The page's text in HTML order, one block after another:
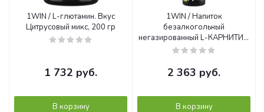
1WIN / L-глютамин. Вкус
Цитрусовый микс, 200 гр
1 732 руб.
В корзину
1WIN / Напиток
безалкогольный
негазированный L-КАРНИТИН
(L-CARNITINE) со вкусом
2 363 руб.
В корзину